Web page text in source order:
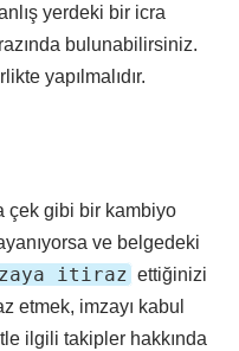
yerdeki bir icra
bulunabilirsiniz.
yapılmalıdır.
çek gibi bir kambiyo
ve belgedeki
itiraz ettiğinizi
etmek, imzayı kabul
ilgili takipler hakkında